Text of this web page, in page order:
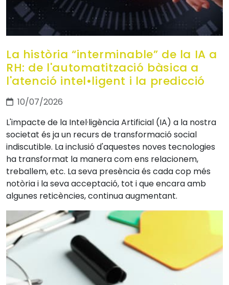
La història “interminable” de la IA a
RH: de l'automatització bàsica a
l'atenció intel•ligent i la predicció
10/07/2026
L'impacte de la Intel·ligència Artificial (IA) a la nostra
societat és ja un recurs de transformació social
indiscutible. La inclusió d'aquestes noves tecnologies
ha transformat la manera com ens relacionem,
treballem, etc. La seva presència és cada cop més
notòria i la seva acceptació, tot i que encara amb
algunes reticències, continua augmentant.